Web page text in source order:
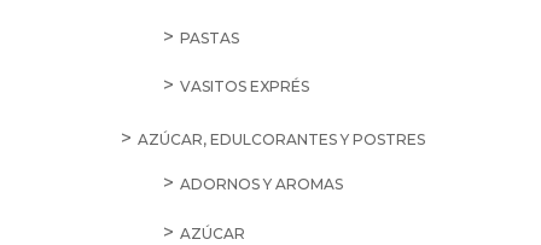
PASTAS
VASITOS EXPRÉS
AZÚCAR, EDULCORANTES Y POSTRES
ADORNOS Y AROMAS
AZÚCAR